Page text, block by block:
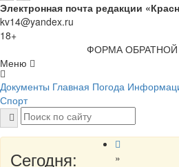
Электронная почта редакции
kv14@yandex.ru
18+
ФОРМА ОБРАТНОЙ
Меню
Документы Главная Погода
Спорт
Сегодня:
»